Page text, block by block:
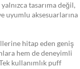
tasarıma değil,
uyumlu aksesuarlarına
hitap eden geniş
hem de deneyimli
kullanımlık puff